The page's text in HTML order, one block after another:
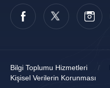
Bilgi Toplumu Hizmetleri /
Kişisel Verilerin Korunması